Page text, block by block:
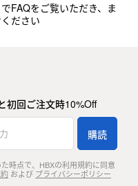
でFAQをご覧いただき、ま
ださい
初回ご注文時10%Off
購読
時点で、HBXの利用規約に同意
および プライバシーポリシー